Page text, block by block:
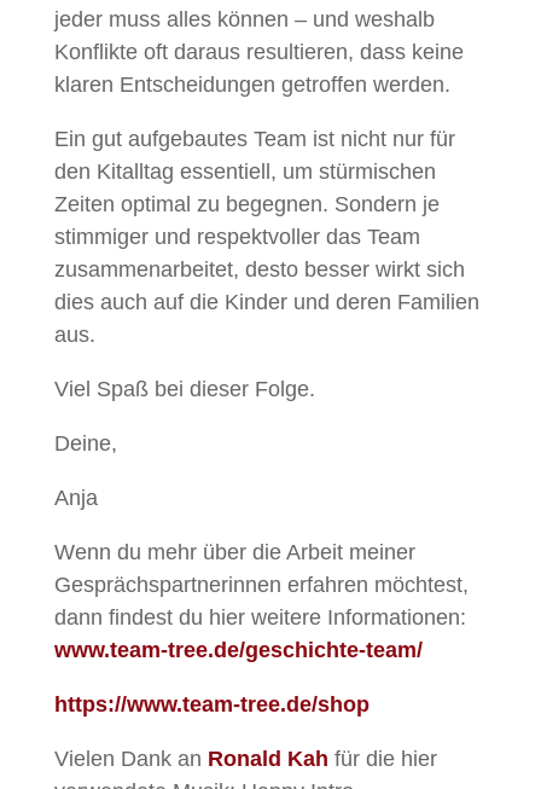
jeder muss alles können – und weshalb
Konflikte oft daraus resultieren, dass keine
klaren Entscheidungen getroffen werden.
Ein gut aufgebautes Team ist nicht nur für
den Kitalltag essentiell, um stürmischen
Zeiten optimal zu begegnen. Sondern je
stimmiger und respektvoller das Team
zusammenarbeitet, desto besser wirkt sich
dies auch auf die Kinder und deren Familien
aus.
Viel Spaß bei dieser Folge.
Deine,
Anja
Wenn du mehr über die Arbeit meiner
Gesprächspartnerinnen erfahren möchtest,
dann findest du hier weitere Informationen:
www.team-tree.de/geschichte-team/
https://www.team-tree.de/shop
Vielen Dank an Ronald Kah für die hier